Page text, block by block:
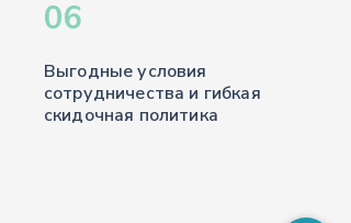
06
Выгодные условия
сотрудничества и гибкая
скидочная политика